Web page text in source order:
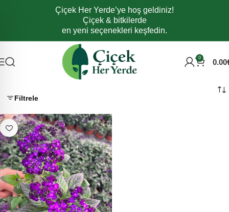
Navigasyona atlaÇiçek Her Yerde’ye hoş geldiniz!
Çiçek & bitkilerde
en yeni seçenekleri keşfedin.
0 0.00
Filtrele